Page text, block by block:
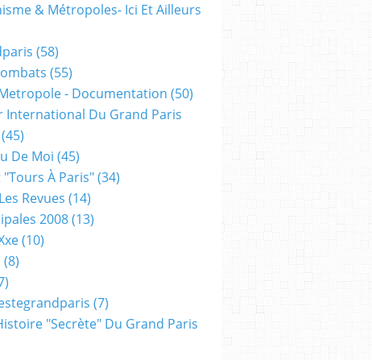
& Métropoles- Ici Et Ailleurs
(58)
(55)
- Documentation (50)
International Du Grand Paris
(45)
De Moi (45)
"tours À Paris"(34)
Revues (14)
2008(13)
(10)
(8)
(7)
"secrète" Du Grand Paris